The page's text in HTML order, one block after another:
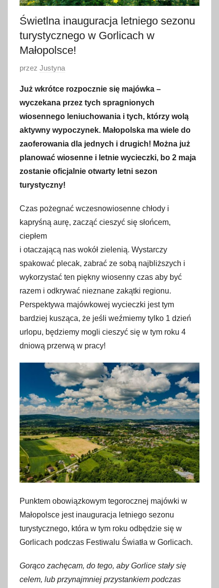
Świetlna inauguracja letniego sezonu
turystycznego w Gorlicach w
Małopolsce!
O
u
b
l
i
k
o
w
a
o
2
8
k
n
i
a
2
0
przez Justyna
Już wkrótce rozpocznie się majówka –
wyczekana przez tych spragnionych
wiosennego leniuchowania i tych, którzy wolą
aktywny wypoczynek. Małopolska ma wiele do
zaoferowania dla jednych i drugich! Można już
planować wiosenne i letnie wycieczki, bo 2 maja
zostanie oficjalnie otwarty letni sezon
turystyczny!
Czas pożegnać wczesnowiosenne chłody i
kapryśną aurę, zacząć cieszyć się słońcem,
ciepłem
i otaczającą nas wokół zielenią. Wystarczy
spakować plecak, zabrać ze sobą najbliższych i
wykorzystać ten piękny wiosenny czas aby być
razem i odkrywać nieznane zakątki regionu.
Perspektywa majówkowej wycieczki jest tym
bardziej kusząca, że jeśli weźmiemy tylko 1 dzień
urlopu, będziemy mogli cieszyć się w tym roku 4
dniową przerwą w pracy!
Punktem obowiązkowym tegorocznej majówki w
Małopolsce jest inauguracja letniego sezonu
turystycznego, która w tym roku odbędzie się w
Gorlicach podczas Festiwalu Światła w Gorlicach.
Gorąco zachęcam, do tego, aby Gorlice stały się
celem, lub przynajmniej przystankiem podczas